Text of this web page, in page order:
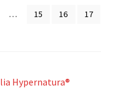
… 15 16 17